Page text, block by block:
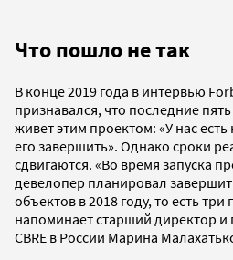
Что пошло не так
В конце 2019 года в интервью
признавался, что последние
живет этим проектом: «У нас
его завершить». Однако сроки
сдвигаются. «Во время запуска
девелопер планировал
объектов в 2018 году, то есть три
напоминает старший директор и
CBRE в России Марина